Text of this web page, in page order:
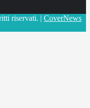
riservati. | CoverNews